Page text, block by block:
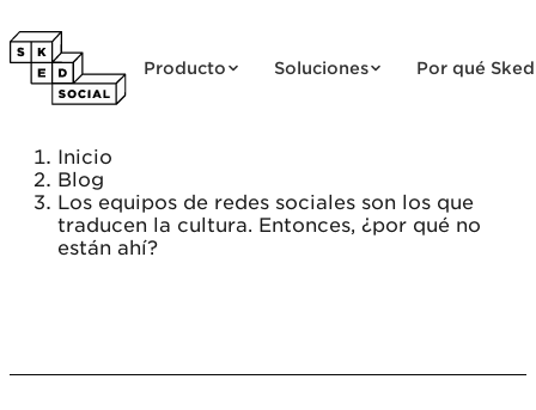
Producto Soluciones Por qué Sked
Inicio
Blog
Los equipos de redes sociales son los que
traducen la cultura. Entonces, ¿por qué no
están ahí?